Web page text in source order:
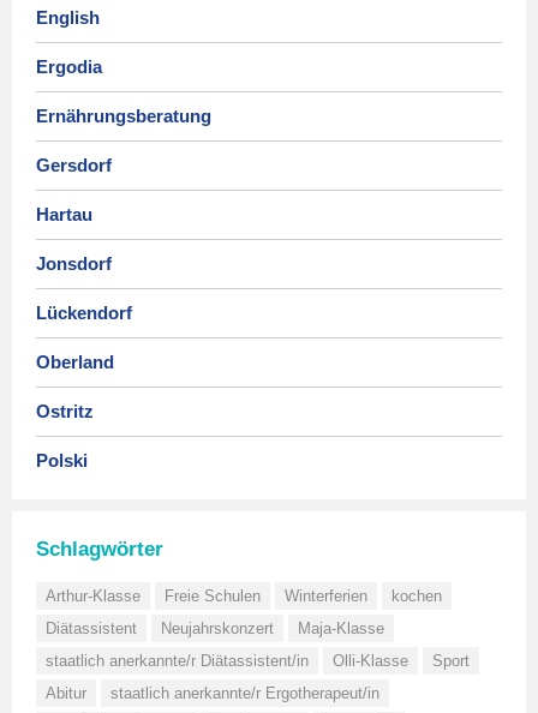
English
Ergodia
Ernährungsberatung
Gersdorf
Hartau
Jonsdorf
Lückendorf
Oberland
Ostritz
Polski
Schlagwörter
Arthur-Klasse Freie Schulen Winterferien
kochen
Diätassistent
Neujahrskonzert
Maja-Klasse
staatlich anerkannte/r Diätassistent/in
Olli-Klasse
Sport
Abitur
staatlich anerkannte/r Ergotherapeut/in